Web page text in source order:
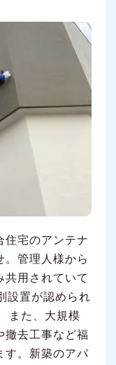
住宅のアンテナ
。管理人様から
共用されていて
設置が認められ
また、大規模
撤去工事など福
す。新築のアパ